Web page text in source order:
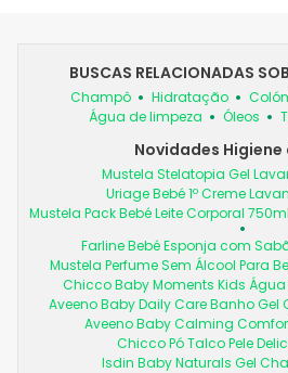
BUSCAS RELACIONADAS
Champô Hidratação
Água de limpeza
Óleos
Novidades Higiene
Mustela Stelatopia Gel
Uriage Bebé 1º Creme
Mustela Pack Bebé Leite Corporal
Farline Bebé Esponja com
Mustela Perfume Sem Álcool Para
Chicco Baby Moments Kids
Aveeno Baby Daily Care Banho Gel
Aveeno Baby Calming
Chicco Pó Talco Pele
Isdin Baby Naturals Gel